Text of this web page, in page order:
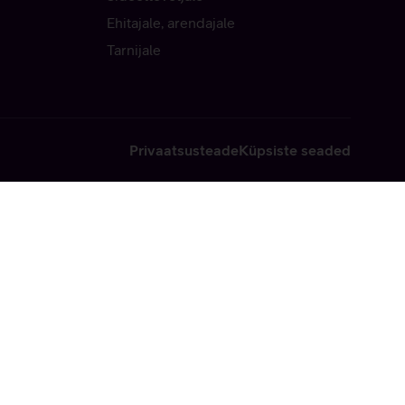
Ehitajale, arendajale
Tarnijale
PrivaatsusteadeKüpsiste seaded